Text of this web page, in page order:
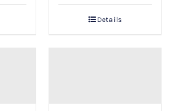
Details